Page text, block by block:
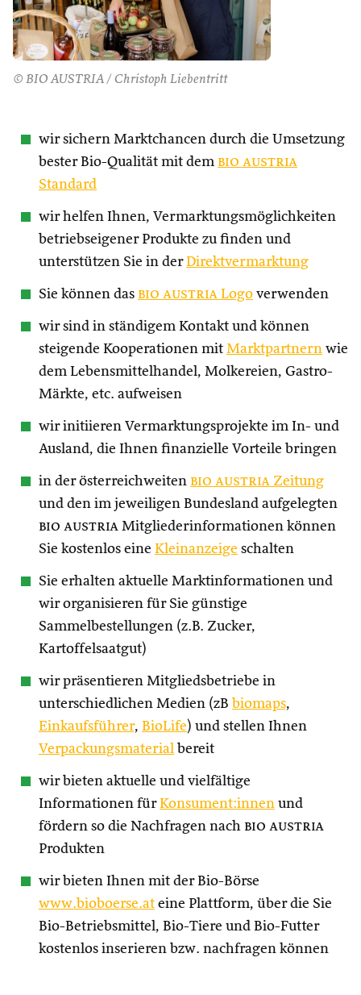
© BIO AUSTRIA / Christoph Liebentritt
wir sichern Marktchancen durch die Umsetzung
bester Bio-Qualität mit dem bio austria
Standard
wir helfen Ihnen, Vermarktungsmöglichkeiten
betriebseigener Produkte zu finden und
unterstützen Sie in derDirektvermarktung
Sie können das bio austria Logo verwenden
wir sind in ständigem Kontakt und können
steigende Kooperationen mit Marktpartnern wie
dem Lebensmittelhandel, Molkereien, Gastro-
Märkte, etc. aufweisen
wir initiieren Vermarktungsprojekte im In- und
Ausland, die Ihnen finanzielle Vorteile bringen
in der österreichweiten bio austria Zeitung
und den im jeweiligen Bundesland aufgelegten
bio austria Mitgliederinformationen können
Sie kostenlos eine Kleinanzeige schalten
Sie erhalten aktuelle Marktinformationen und
wir organisieren für Sie günstige
Sammelbestellungen (z.B. Zucker,
Kartoffelsaatgut)
wir präsentieren Mitgliedsbetriebe in
unterschiedlichen Medien (zB biomaps,
Einkaufsführer, BioLife) und stellen Ihnen
Verpackungsmaterial bereit
wir bieten aktuelle und vielfältige
Informationen fürKonsument:innen und
fördern so die Nachfragen nach bio austria
Produkten
wir bieten Ihnen mit der Bio-Börse
www.bioboerse.at eine Plattform, über die Sie
Bio-Betriebsmittel, Bio-Tiere und Bio-Futter
kostenlos inserieren bzw. nachfragen können